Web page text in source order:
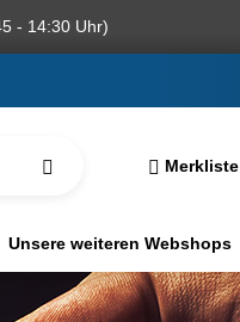
- 14:30 Uhr)
Merkliste
Unsere weiteren Webshops